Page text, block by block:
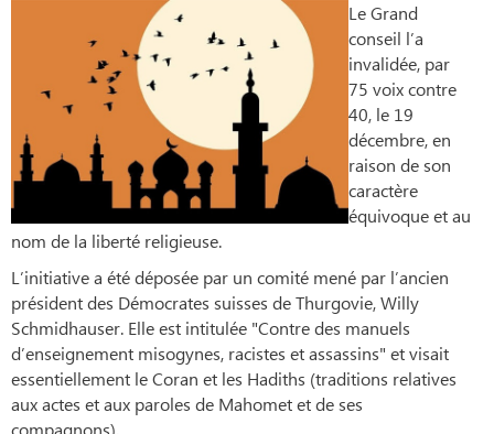
Le Grand
conseil l’a
invalidée, par
75 voix contre
40, le 19
décembre, en
raison de son
caractère
équivoque et au
nom de la liberté religieuse.
L’initiative a été déposée par un comité mené par l’ancien
président des Démocrates suisses de Thurgovie, Willy
Schmidhauser. Elle est intitulée "Contre des manuels
d’enseignement misogynes, racistes et assassins" et visait
essentiellement le Coran et les Hadiths (traditions relatives
aux actes et aux paroles de Mahomet et de ses